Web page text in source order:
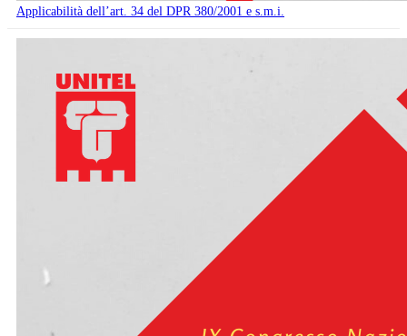
Applicabilità dell’art. 34 del DPR 380/2001 e s.m.i.